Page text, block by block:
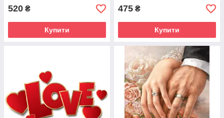
520 ₴
Купити
475 ₴
Купити